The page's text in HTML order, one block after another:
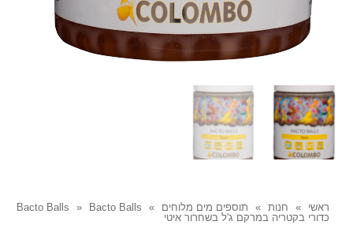
ראשי » חנות » תוספים מים מלוחים »
Bacto Balls »
Bacto Balls
כדורי בקטריה במרקם ג'ל בשחרור איטי